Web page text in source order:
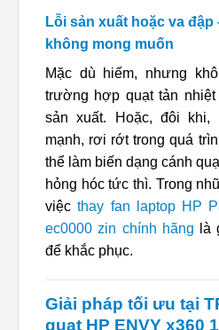
Lỗi sản xuất hoặc va
không mong muốn
Mặc dù hiếm, nhưng
trường hợp quạt tản
sản xuất. Hoặc, đôi
mạnh, rơi rớt trong quá
thể làm biến dạng cánh
hỏng hóc tức thì. Trong
việcthay fan laptop HP
ec0000 zin chính hãng là
để khắc phục.
Giải pháp tối ưu tại
quạt HP ENVY x360